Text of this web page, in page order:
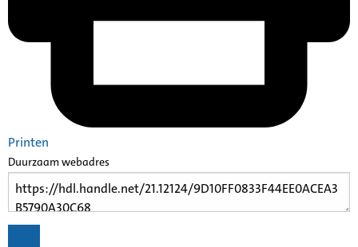
Printen
Duurzaam webadres